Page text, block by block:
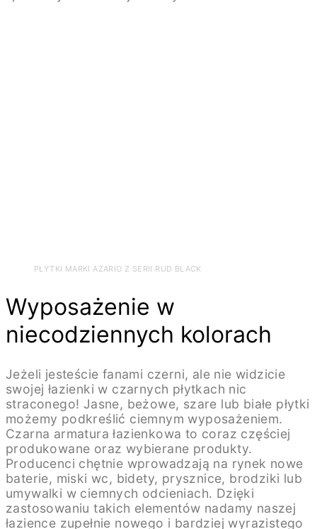
PŁYTKI MARKI AZARIO Z SERII RUD BLACK
Wyposażenie w
niecodziennych kolorach
Jeżeli jesteście fanami czerni, ale nie widzicie
swojej łazienki w czarnych płytkach nic
straconego! Jasne, beżowe, szare lub białe płytki
możemy podkreślić ciemnym wyposażeniem.
Czarna armatura łazienkowa to coraz częściej
produkowane oraz wybierane produkty.
Producenci chętnie wprowadzają na rynek nowe
baterie, miski wc, bidety, prysznice, brodziki lub
umywalki w ciemnych odcieniach. Dzięki
zastosowaniu takich elementów nadamy naszej
łazience zupełnie nowego i bardziej wyrazistego